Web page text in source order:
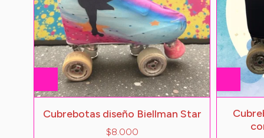
Cubrebotas diseño Biellman Star
$8.000